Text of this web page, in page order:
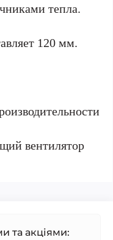
тепла.
120 мм.
вентилятор
та акціями: